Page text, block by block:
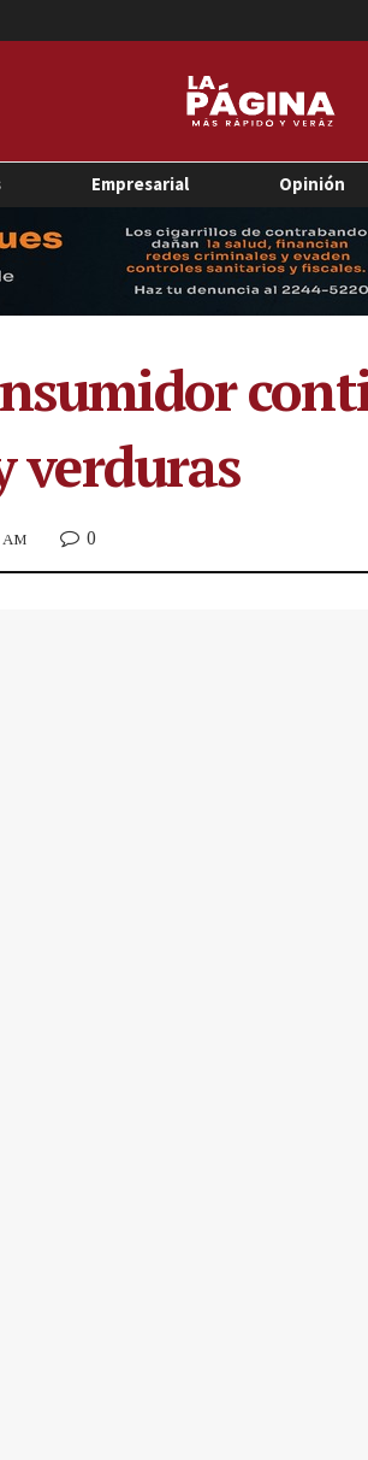
Empresarial Opinión
verduras
AM 0